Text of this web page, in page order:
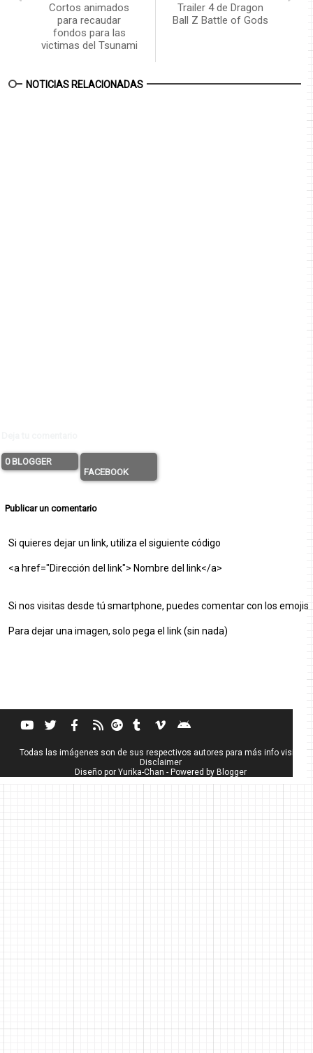
Trailer 4 de Dragon
Ball Z Battle of Gods
Cortos animados
para recaudar
fondos para las
victimas del Tsunami
NOTICIAS RELACIONADAS
0 BLOGGER
FACEBOOK
Publicar un comentario
Si quieres dejar un link, utiliza el siguiente código
<a href="Dirección del link"> Nombre del link</a>
Si nos visitas desde tú smartphone, puedes comentar con los emojis
Para dejar una imagen, solo pega el link (sin nada)
Todas las imágenes son de sus respectivos autores para más info visita
Disclaimer
Diseño por Yurika-Chan - Powered by Blogger